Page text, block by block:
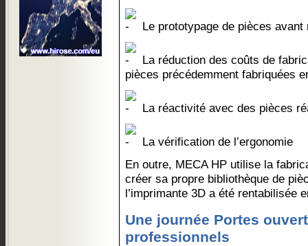
Le prototypage de pièces
La réduction des coûts de
pièces précédemment fabriquées
La réactivité avec des pièces
La vérification de l’ergonomie
En outre, MECA HP utilise la
créer sa propre bibliothèque de
l’imprimante 3D a été rentabilisée
Une journée Portes
professionnels